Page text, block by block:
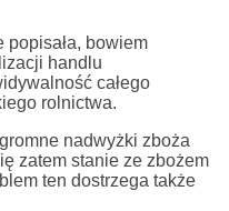
popisała, bowiem
handlu
całego
rolnictwa.
nadwyżki zboża
zatem stanie ze zbożem
ten dostrzega także